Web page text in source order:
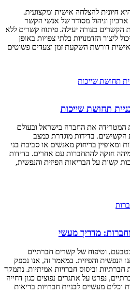
חיונית להצלחה אישית ומקצועית.
וניהול מסודר של אנשי הקשר
הקשרים בצורה יעילה. פיתוח קשרים ללא
ליצור הזדמנויות בלתי צפויות באופן
דורשת השקעת זמן וצעדים פשוטים
תחושת שייכות
המטרידה את החברה בישראל ובעולם
הקשישים. בדידות מוגדרת כמצב
ומאופיין בריחוק מאנשים או סביבת בני
חזקה להתחברות עם אחרים. בדידות
קשות על הבריאות הפיזית והנפשית,
מדריך מעשי
וטיפוח של קשרים חברתיים
הנפשית והפיזית. במאמר זה, אנו נספק
חברתיות וביסוס חברויות אמיתיות. נתמקד
נפרט על אתגרים נפוצים כגון דחייה
וכלים מעשיים לבניית חברויות בריאות